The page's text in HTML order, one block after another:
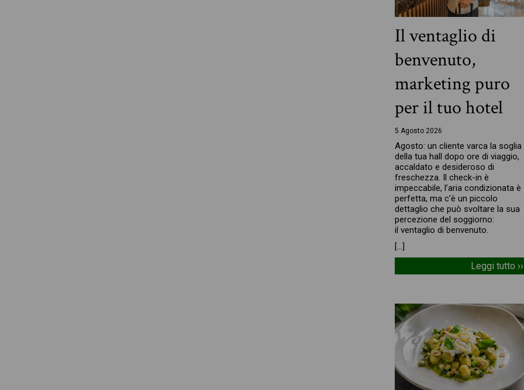
Il ventaglio di
benvenuto,
marketing puro
per il tuo hotel
5 Agosto 2026
Agosto: un cliente varca la soglia
della tua hall dopo ore di viaggio,
accaldato e desideroso di
freschezza. Il check-in è
impeccabile, l’aria condizionata è
perfetta, ma c’è un piccolo
dettaglio che può svoltare la sua
percezione del soggiorno:
il ventaglio di benvenuto.
[…]
Leggi tutto ››